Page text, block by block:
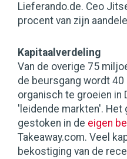
Lieferando.de. Ceo
procent van zijn
Kapitaalverdeling
Van de overige 75
de beursgang wordt
organisch te groeien in
'leidende markten'. Het
gestoken in de eigen
Takeaway.com. Veel
bekostiging van de